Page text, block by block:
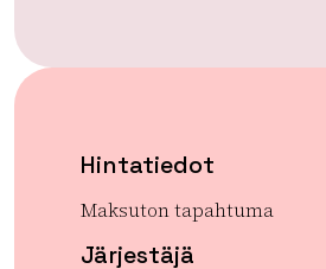
Hintatiedot
Maksuton tapahtuma
Järjestäjä